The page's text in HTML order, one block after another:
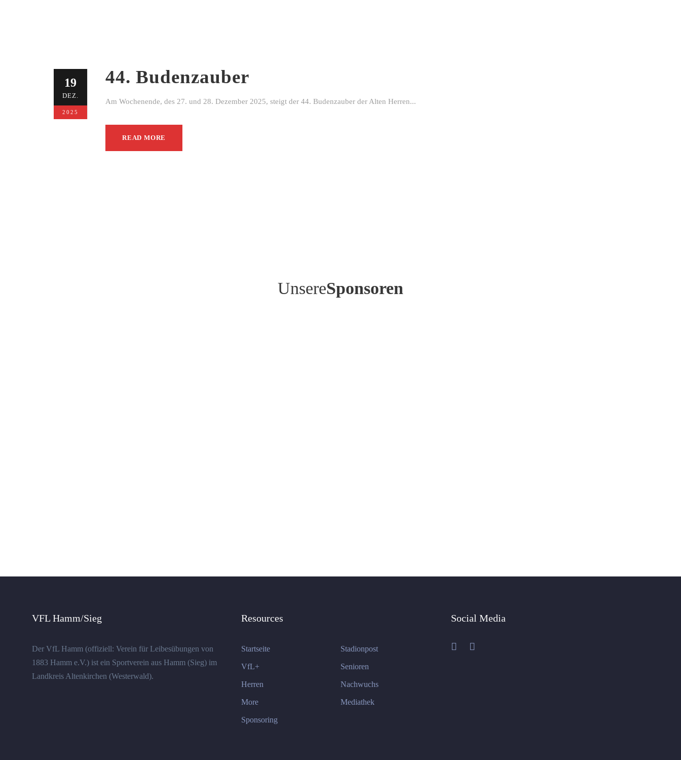
19
DEZ.
2025
44. Budenzauber
Am Wochenende, des 27. und 28. Dezember 2025, steigt der 44. Budenzauber der Alten Herren...
READ MORE
UnsereSponsoren
VFL Hamm/Sieg
Der VfL Hamm (offiziell: Verein für Leibesübungen von
1883 Hamm e.V.) ist ein Sportverein aus Hamm (Sieg) im
Landkreis Altenkirchen (Westerwald).
Resources
Startseite Stadionpost
VfL+ Senioren
Herren Nachwuchs
More Mediathek
Sponsoring
Social Media